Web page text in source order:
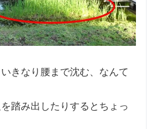
きなり腰まで沈む、なんて
踏み出したりするとちょっ